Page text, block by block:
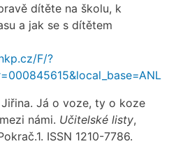
dítěte na školu, k
a jak se s dítětem
F/?
Jiřina. Já o voze, ty o koze
námi. Učitelské listy,
ISSN 1210-7786.